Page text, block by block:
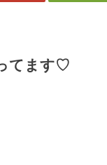
てます♡